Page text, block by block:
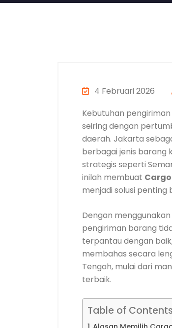
4 Februari 2026
Kebutuhan
seiring dengan
daerah. Jakarta
berbagai jenis barang
strategis seperti
inilah membuat
menjadi solusi penting
Dengan
pengiriman barang
terpantau dengan
membahas secara
Tengah, mulai dari
terbaik.
Table of Contents